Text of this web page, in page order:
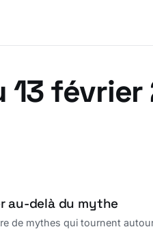
13 février
au-delà du mythe
de mythes qui tournent